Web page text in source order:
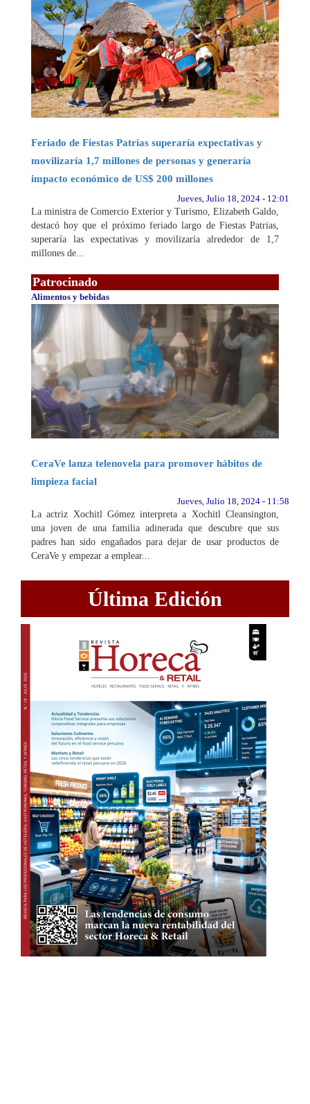
Feriado de Fiestas Patrias superaría expectativas y
movilizaría 1,7 millones de personas y generaría
impacto económico de US$ 200 millones
Jueves, Julio 18, 2024 - 12:01
La ministra de Comercio Exterior y Turismo, Elizabeth Galdo,
destacó hoy que el próximo feriado largo de Fiestas Patrias,
superaría las expectativas y movilizaría alrededor de 1,7
millones de...
Patrocinado
Alimentos y bebidas
CeraVe lanza telenovela para promover hábitos de
limpieza facial
Jueves, Julio 18, 2024 - 11:58
La actriz Xochitl Gómez interpreta a Xochitl Cleansington,
una joven de una familia adinerada que descubre que sus
padres han sido engañados para dejar de usar productos de
CeraVe y empezar a emplear...
Última Edición